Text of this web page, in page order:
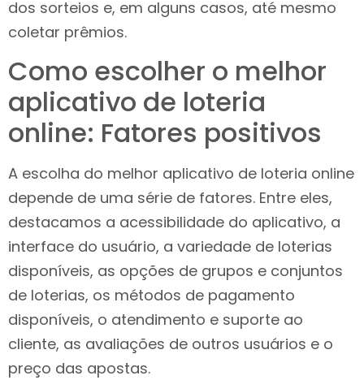
dos sorteios e, em alguns casos, até mesmo
coletar prêmios.
Como escolher o melhor
aplicativo de loteria
online: Fatores positivos
A escolha do melhor aplicativo de loteria online
depende de uma série de fatores. Entre eles,
destacamos a acessibilidade do aplicativo, a
interface do usuário, a variedade de loterias
disponíveis, as opções de grupos e conjuntos
de loterias, os métodos de pagamento
disponíveis, o atendimento e suporte ao
cliente, as avaliações de outros usuários e o
preço das apostas.